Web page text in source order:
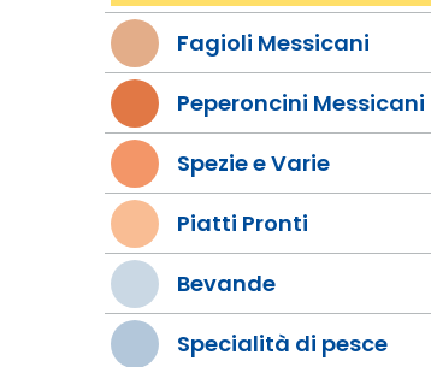
Fagioli Messicani
Peperoncini Messicani
Spezie e Varie
Piatti Pronti
Bevande
Specialità di pesce